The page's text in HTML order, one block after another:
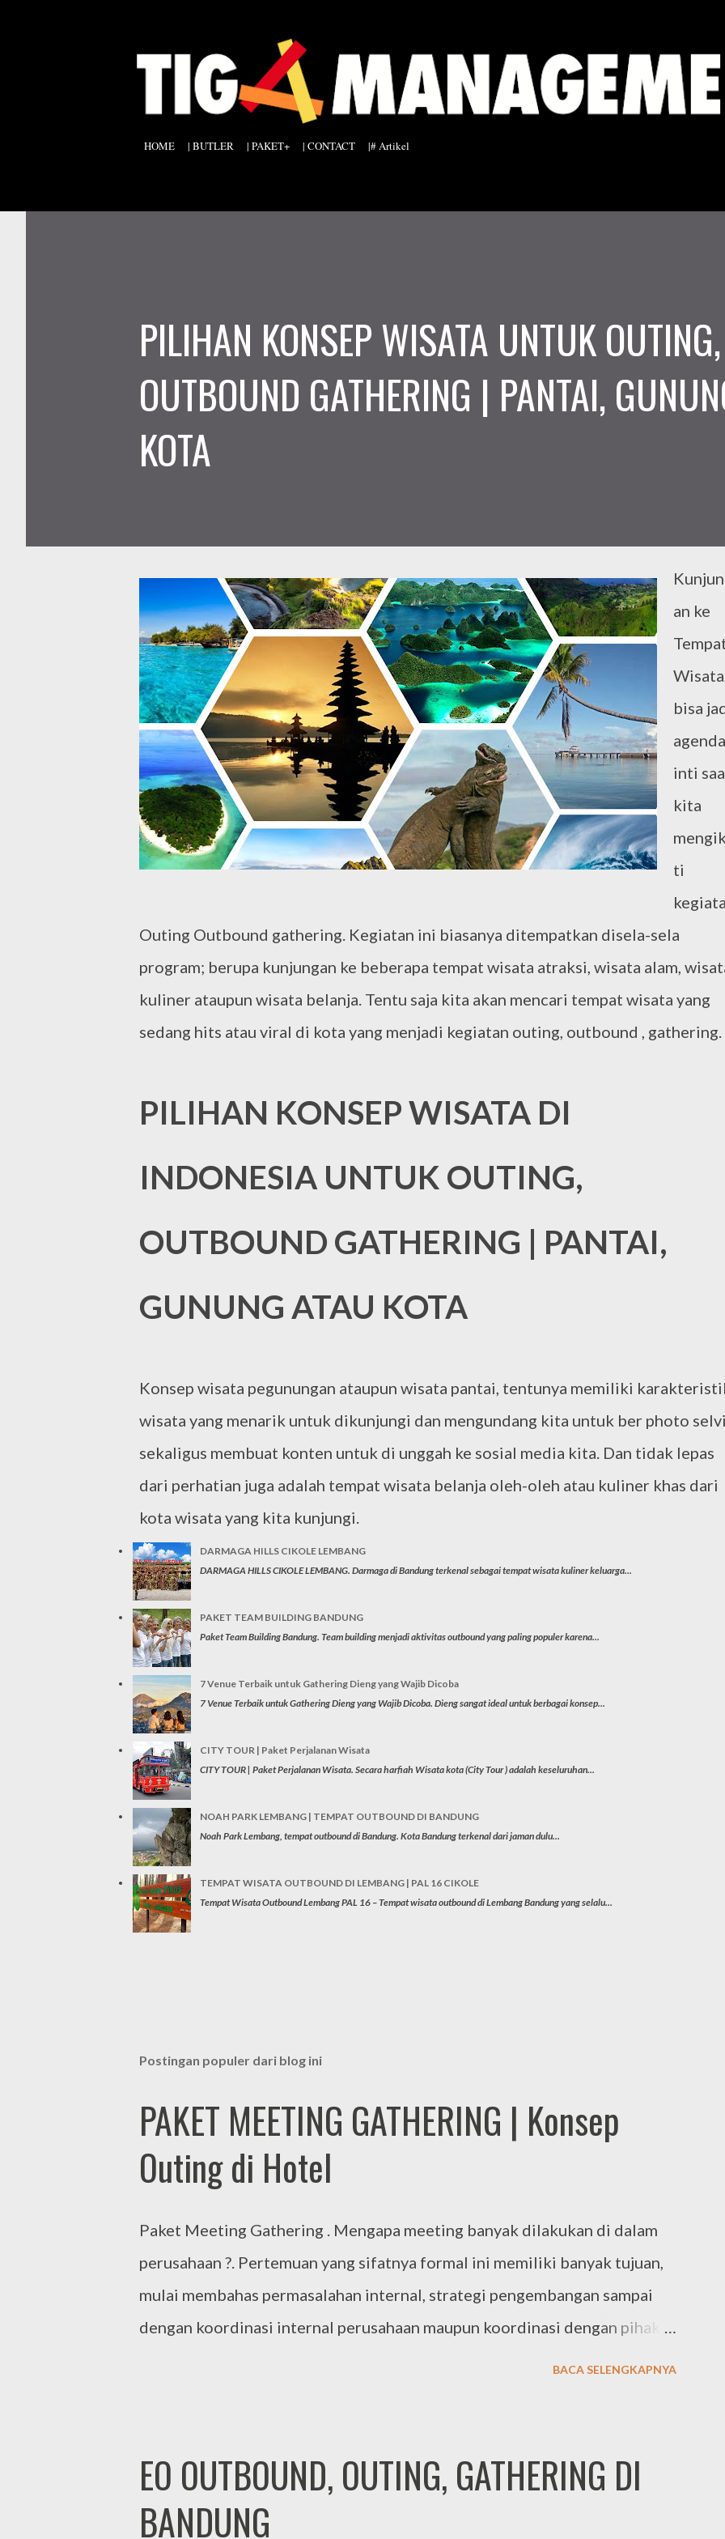
HOME | BUTLER | PAKET+ | CONTACT |# Artikel
PILIHAN KONSEP WISATA UNTUK OUTING,
OUTBOUND GATHERING | PANTAI,
KOTA
an ke
bisa
agenda
inti
kita
ti
Outing Outbound gathering. Kegiatan ini biasanya ditempatkan disela-sela
program; berupa kunjungan ke beberapa tempat wisata atraksi, wisata alam,
kuliner ataupun wisata belanja. Tentu saja kita akan mencari tempat wisata yang
sedang hits atau viral di kota yang menjadi kegiatan outing, outbound , gathering.
PILIHAN KONSEP WISATA DI
INDONESIA UNTUK OUTING,
OUTBOUND GATHERING | PANTAI,
GUNUNG ATAU KOTA
Konsep wisata pegunungan ataupun wisata pantai, tentunya memiliki
wisata yang menarik untuk dikunjungi dan mengundang kita untuk ber photo
sekaligus membuat konten untuk di unggah ke sosial media kita. Dan tidak lepas
dari perhatian juga adalah tempat wisata belanja oleh-oleh atau kuliner khas dari
kota wisata yang kita kunjungi.
DARMAGA HILLS CIKOLE LEMBANG
DARMAGA HILLS CIKOLE LEMBANG. Darmaga di Bandung terkenal sebagai tempat wisata kuliner keluarga...
PAKET TEAM BUILDING BANDUNG
Paket Team Building Bandung. Team building menjadi aktivitas outbound yang paling populer karena...
7 Venue Terbaik untuk Gathering Dieng yang Wajib Dicoba
7 Venue Terbaik untuk Gathering Dieng yang Wajib Dicoba. Dieng sangat ideal untuk berbagai konsep...
CITY TOUR | Paket Perjalanan Wisata
CITY TOUR | Paket Perjalanan Wisata. Secara harfiah Wisata kota (City Tour ) adalah keseluruhan...
NOAH PARK LEMBANG | TEMPAT OUTBOUND DI BANDUNG
Noah Park Lembang, tempat outbound di Bandung. Kota Bandung terkenal dari jaman dulu...
TEMPAT WISATA OUTBOUND DI LEMBANG | PAL 16 CIKOLE
Tempat Wisata Outbound Lembang PAL 16 – Tempat wisata outbound di Lembang Bandung yang selalu...
Postingan populer dari blog ini
PAKET MEETING GATHERING | Konsep
Outing di Hotel
Paket Meeting Gathering . Mengapa meeting banyak dilakukan di dalam
perusahaan ?. Pertemuan yang sifatnya formal ini memiliki banyak tujuan,
mulai membahas permasalahan internal, strategi pengembangan sampai
dengan koordinasi internal perusahaan maupun koordinasi dengan pihak
diselesaikan. Apalagi apabila setiap bagian membuat daftar / list
permasalahan yang harus dikoordinasikan. Pasti akan sangat banyak sekali
dan memang penting untuk dilakukan meeting. PAKET MEETING
BACA SELENGKAPNYA
EO OUTBOUND, OUTING, GATHERING DI
BANDUNG